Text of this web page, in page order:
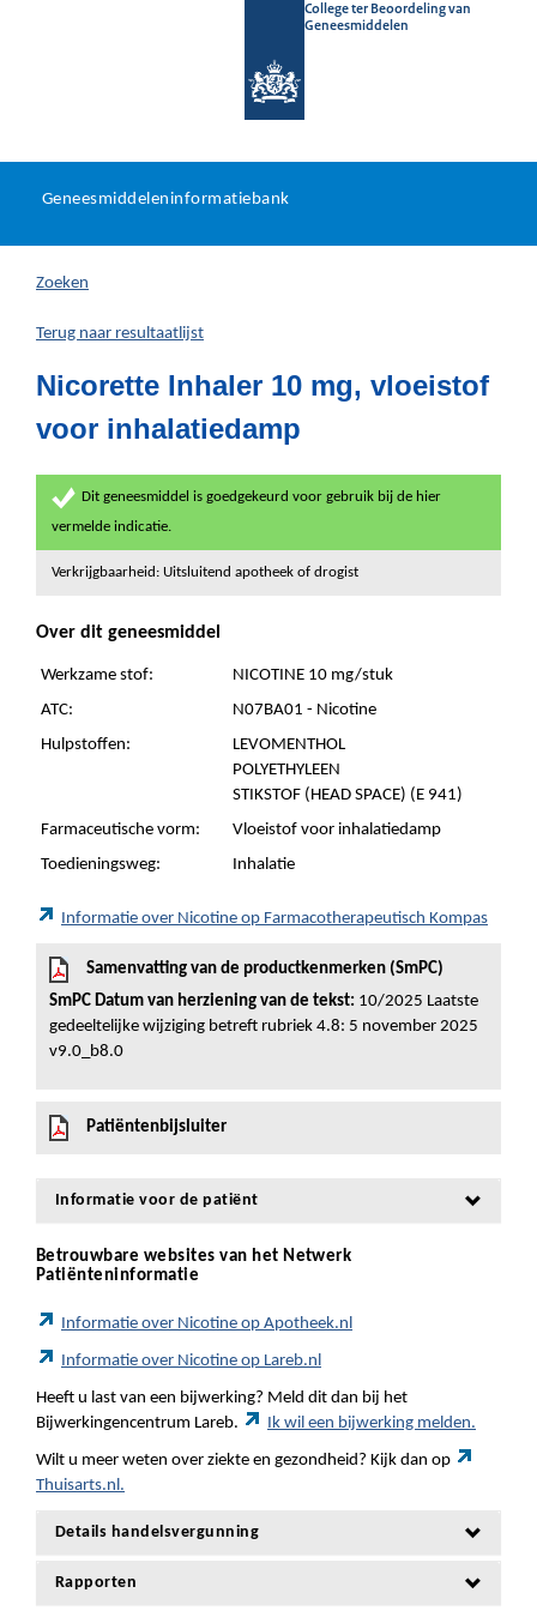
College ter Beoordeling van
Geneesmiddelen
U
hier:
Geneesmiddeleninformatiebank
Zoeken
Terug naar resultaatlijst
Nicorette Inhaler 10 mg, vloeistof
voor inhalatiedamp
Dit geneesmiddel is goedgekeurd voor gebruik bij de hier
vermelde indicatie.
Verkrijgbaarheid: Uitsluitend apotheek of drogist
Over dit geneesmiddel
Werkzame stof:
NICOTINE 10 mg/stuk
ATC:
N07BA01 - Nicotine
Hulpstoffen:
LEVOMENTHOL
POLYETHYLEEN
STIKSTOF (HEAD SPACE) (E 941)
Farmaceutische vorm:
Vloeistof voor inhalatiedamp
Toedieningsweg:
Inhalatie
Informatie over Nicotine op Farmacotherapeutisch Kompas
Samenvatting van de productkenmerken (SmPC)
SmPC Datum van herziening van de tekst: 10/2025 Laatste
gedeeltelijke wijziging betreft rubriek 4.8: 5 november 2025
v9.0_b8.0
Patiëntenbijsluiter
Informatie voor de patiënt
Betrouwbare websites van het Netwerk
Patiënteninformatie
Informatie over Nicotine op Apotheek.nl
Informatie over Nicotine op Lareb.nl
Heeft u last van een bijwerking? Meld dit dan bij het
Bijwerkingencentrum Lareb.
Ik wil een bijwerking melden.
Wilt u meer weten over ziekte en gezondheid? Kijk dan op
Thuisarts.nl.
Details handelsvergunning
Rapporten